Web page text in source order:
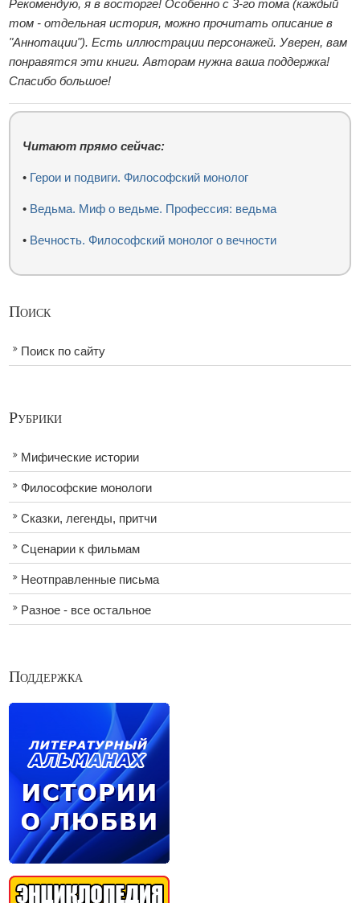
Рекомендую, я в восторге! Особенно с 3-го тома (каждый
том - отдельная история, можно прочитать описание в
"Аннотации"). Есть иллюстрации персонажей. Уверен, вам
понравятся эти книги. Авторам нужна ваша поддержка!
Спасибо большое!
Читают прямо сейчас:
• Герои и подвиги. Философский монолог
• Ведьма. Миф о ведьме. Профессия: ведьма
• Вечность. Философский монолог о вечности
Поиск
Поиск по сайту
Рубрики
Мифические истории
Философские монологи
Сказки, легенды, притчи
Сценарии к фильмам
Неотправленные письма
Разное - все остальное
Поддержка